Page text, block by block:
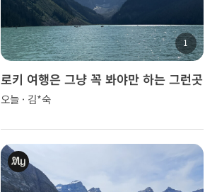
1
로키 여행은 그냥 꼭 봐야만 하는 그런곳
입니다~
오늘 · 김*숙